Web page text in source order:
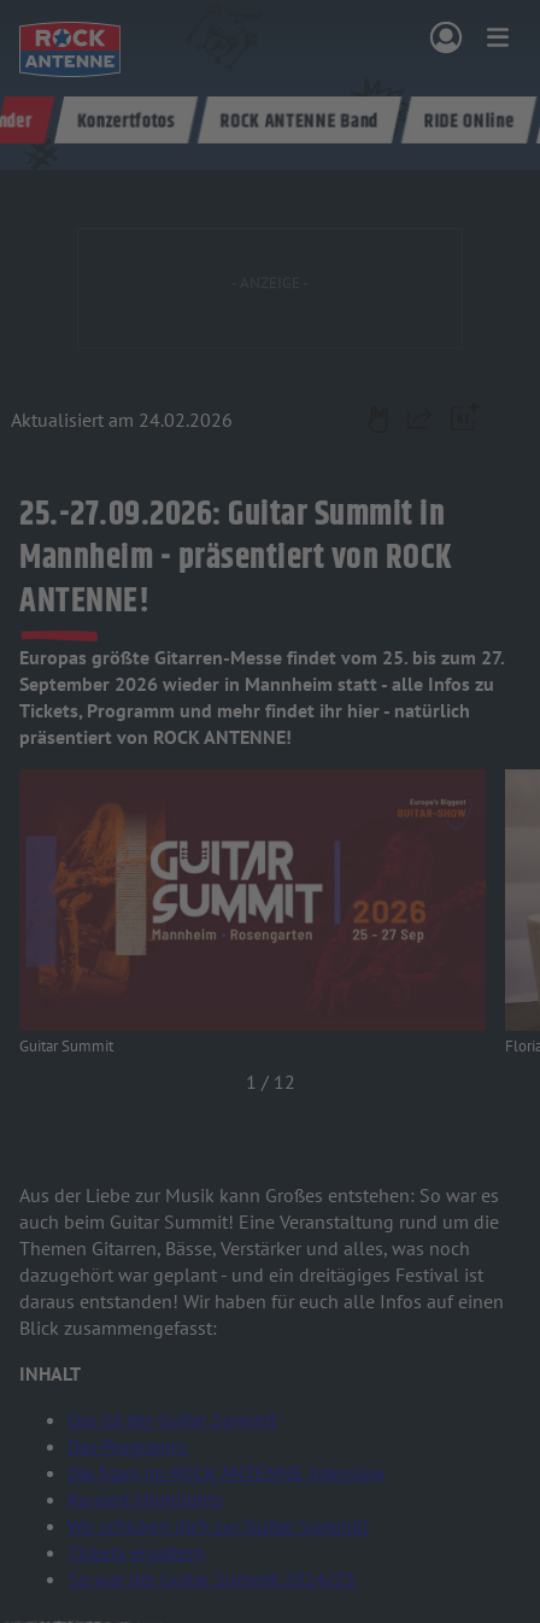
& PROGRAMM AKTIONEN & KONZERTE MUSIK ROCKCOMMUNITY SHOPPEN
Konzertfotos ROCK ANTENNE Band RIDE ONline
Aktualisiert am 24.02.2026
25.-27.09.2026: Guitar Summit in
Mannheim - präsentiert von ROCK
ANTENNE!
Europas größte Gitarren-Messe findet vom 25. bis zum 27.
September 2026 wieder in Mannheim statt - alle Infos zu
Tickets, Programm und mehr findet ihr hier - natürlich
präsentiert von ROCK ANTENNE!
Guitar Summit
1 / 12
Aus der Liebe zur Musik kann Großes entstehen: So war es
auch beim Guitar Summit! Eine Veranstaltung rund um die
Themen Gitarren, Bässe, Verstärker und alles, was noch
dazugehört war geplant - und ein dreitägiges Festival ist
daraus entstanden! Wir haben für euch alle Infos auf einen
Blick zusammengefasst:
INHALT
Das ist der Guitar Summit
Das Programm
Die Stars im ROCK ANTENNE Interview
Konzert-Highlights
Wir schicken dich zur Guitar Summit!
Tickets ergattern
So war der Guitar Summit 2024/25